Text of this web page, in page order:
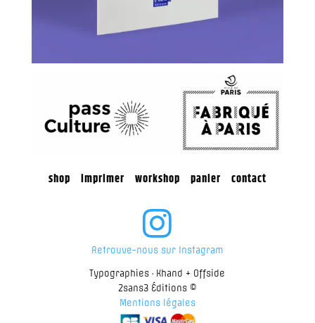
shop imprimer workshop panier contact

Retrouve-nous sur Instagram
Typographies · Khand + Offside
2sans3 Éditions ©
Mentions légales